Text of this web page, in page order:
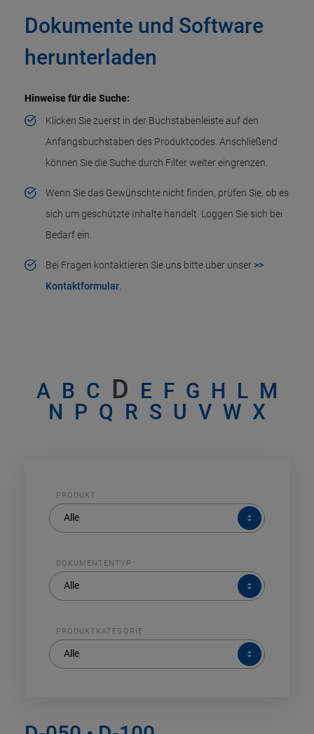
Dokumente und Software
herunterladen
Hinweise für die Suche:
Klicken Sie zuerst in der Buchstabenleiste auf den
Anfangsbuchstaben des Produktcodes. Anschließend
können Sie die Suche durch Filter weiter eingrenzen.
Wenn Sie das Gewünschte nicht finden, prüfen Sie, ob es
sich um geschützte Inhalte handelt. Loggen Sie sich bei
Bedarf ein.
Bei Fragen kontaktieren Sie uns bitte über unser >>
Kontaktformular
A B C D E F G H L M
N P Q R S U V W X
PRODUKT
Alle
PRODUKT
DOKUMENTENTYP
Alle
DOKUMENTENTYP
PRODUKTKATEGORIE
Alle
PRODUKTKATEGORIE